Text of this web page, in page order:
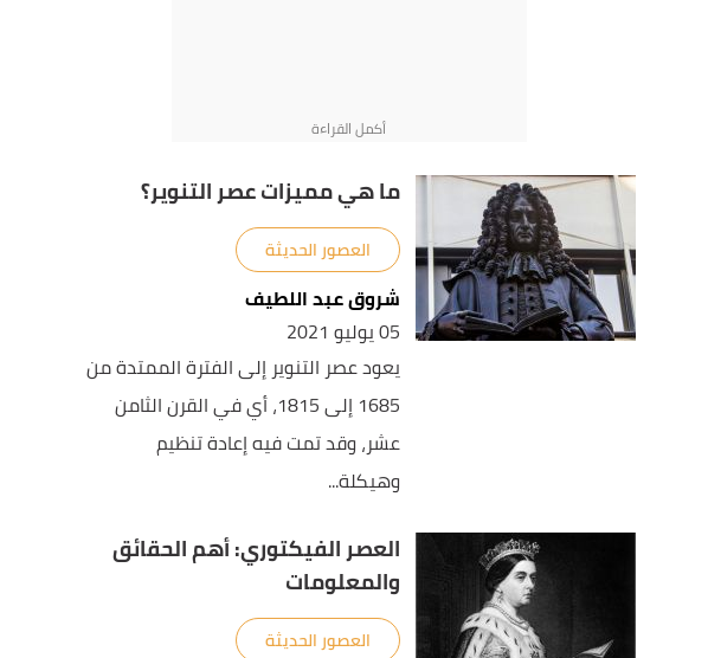
ما هي مميزات عصر التنوير؟
العصور الحديثة
شروق عبد اللطيف
05 يوليو 2021
يعود عصر التنوير إلى الفترة الممتدة من
1685 إلى 1815، أي في القرن الثامن
عشر، وقد تمت فيه إعادة تنظيم
وهيكلة...
العصر الفيكتوري: أهم الحقائق
والمعلومات
العصور الحديثة